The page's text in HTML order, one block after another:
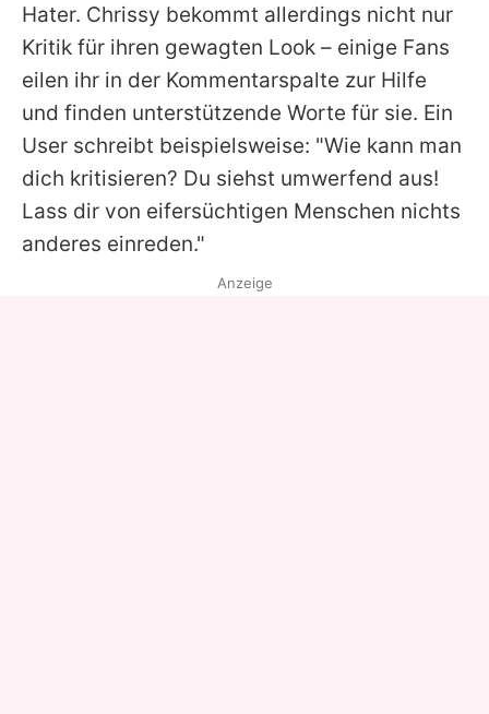
Hater. Chrissy bekommt allerdings nicht nur
Kritik für ihren gewagten Look – einige Fans
eilen ihr in der Kommentarspalte zur Hilfe
und finden unterstützende Worte für sie. Ein
User schreibt beispielsweise: "Wie kann man
dich kritisieren? Du siehst umwerfend aus!
Lass dir von eifersüchtigen Menschen nichts
anderes einreden."
Anzeige